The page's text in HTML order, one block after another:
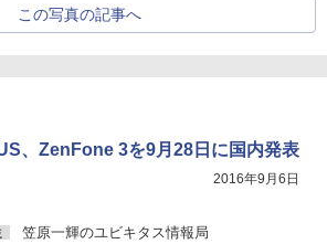
この写真の記事へ
、ZenFone 3を9月28日に国内発表
2016年9月6日
笠原一輝のユビキタス情報局